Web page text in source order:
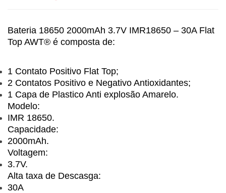
Bateria 18650 2000mAh 3.7V IMR18650 – 30A Flat
Top AWT® é composta de:
1 Contato Positivo Flat Top;
2 Contatos Positivo e Negativo Antioxidantes;
1 Capa de Plastico Anti explosão Amarelo.
Modelo:
IMR 18650.
Capacidade:
2000mAh.
Voltagem:
3.7V.
Alta taxa de Descasga:
30A